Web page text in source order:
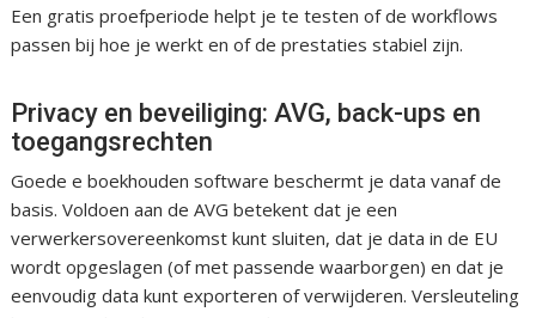
Een gratis proefperiode helpt je te testen of de workflows
passen bij hoe je werkt en of de prestaties stabiel zijn.
Privacy en beveiliging: AVG, back-ups en
toegangsrechten
Goede e boekhouden software beschermt je data vanaf de
basis. Voldoen aan de AVG betekent dat je een
verwerkersovereenkomst kunt sluiten, dat je data in de EU
wordt opgeslagen (of met passende waarborgen) en dat je
eenvoudig data kunt exporteren of verwijderen. Versleuteling